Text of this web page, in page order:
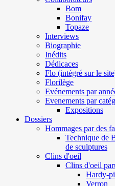
Bom
Bonifay
Topaze
Interviews
Biographie
Inédits
Dédicaces
Flo (intégré sur le
Florilège
Evénements par
Evenements par
Expositions
Dossiers
Hommages par des
Technique de
de sculptures
Clins d'oeil
Clins d'oeil
Hardy-
Verron